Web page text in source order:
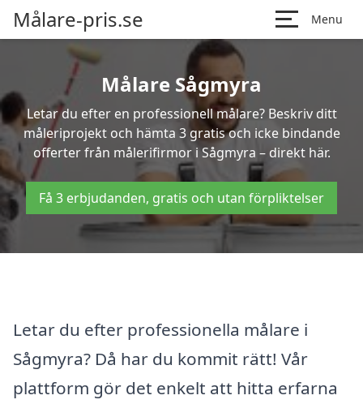
Målare-pris.se Menu
Målare Sågmyra
Letar du efter en professionell målare? Beskriv ditt
måleriprojekt och hämta 3 gratis och icke bindande
offerter från målerifirmor i Sågmyra – direkt här.
Få 3 erbjudanden, gratis och utan förpliktelser
Letar du efter professionella målare i
Sågmyra? Då har du kommit rätt! Vår
plattform gör det enkelt att hitta erfarna